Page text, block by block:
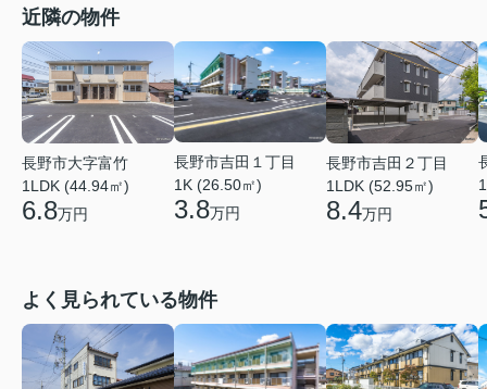
近隣の物件
長野市大字富竹
1LDK (44.94㎡)
6.8万円
長野市吉田１丁目
1K (26.50㎡)
3.8万円
長野市吉田２丁目
1LDK (52.95㎡)
8.4万円
よく見られている物件